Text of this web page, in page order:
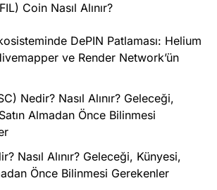
Coin Nasıl Alınır?
DePIN Patlaması: Helium
ve Render Network’ün
Nedir? Nasıl Alınır? Geleceği,
Almadan Önce Bilinmesi
Nasıl Alınır? Geleceği, Künyesi,
Önce Bilinmesi Gerekenler